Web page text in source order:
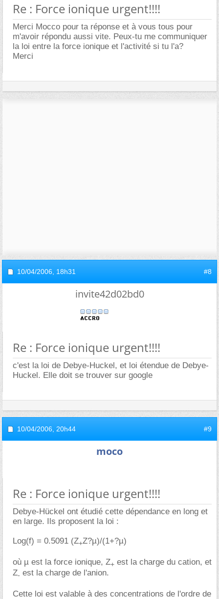
Re : Force ionique urgent!!!!
Merci Mocco pour ta réponse et à vous tous pour
m'avoir répondu aussi vite. Peux-tu me communiquer
la loi entre la force ionique et l'activité si tu l'a?
Merci
10/04/2006, 18h31 #8
invite42d02bd0
Re : Force ionique urgent!!!!
c'est la loi de Debye-Huckel, et loi étendue de Debye-
Huckel. Elle doit se trouver sur google
10/04/2006, 20h44 #9
moco
Re : Force ionique urgent!!!!
Debye-Hückel ont étudié cette dépendance en long et
en large. Ils proposent la loi :
Log(f) = 0.5091 (Z+Z?µ)/(1+?µ)
où µ est la force ionique, Z+ est la charge du cation, et
Z- est la charge de l'anion.
Cette loi est valable à des concentrations de l'ordre de